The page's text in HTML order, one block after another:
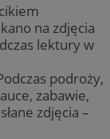
na zdjęcia
lektury w
podroży,
zabawie,
zdjęcia –